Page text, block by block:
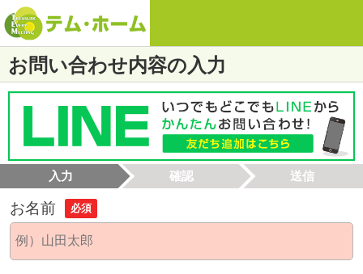
お問い合わせ内容の入力
入力 確認 送信
お名前 必須